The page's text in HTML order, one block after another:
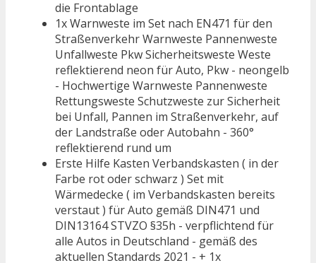
die Frontablage
1x Warnweste im Set nach EN471 für den
Straßenverkehr Warnweste Pannenweste
Unfallweste Pkw Sicherheitsweste Weste
reflektierend neon für Auto, Pkw - neongelb
- Hochwertige Warnweste Pannenweste
Rettungsweste Schutzweste zur Sicherheit
bei Unfall, Pannen im Straßenverkehr, auf
der Landstraße oder Autobahn - 360°
reflektierend rund um
Erste Hilfe Kasten Verbandskasten ( in der
Farbe rot oder schwarz ) Set mit
Wärmedecke ( im Verbandskasten bereits
verstaut ) für Auto gemäß DIN471 und
DIN13164 STVZO §35h - verpflichtend für
alle Autos in Deutschland - gemäß des
aktuellen Standards 2021 - + 1x